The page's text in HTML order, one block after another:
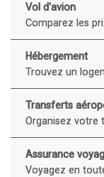
Vol d'avion
Comparez les
Hébergement
Trouvez un
Transferts
Organisez
Assurance
Voyagez en